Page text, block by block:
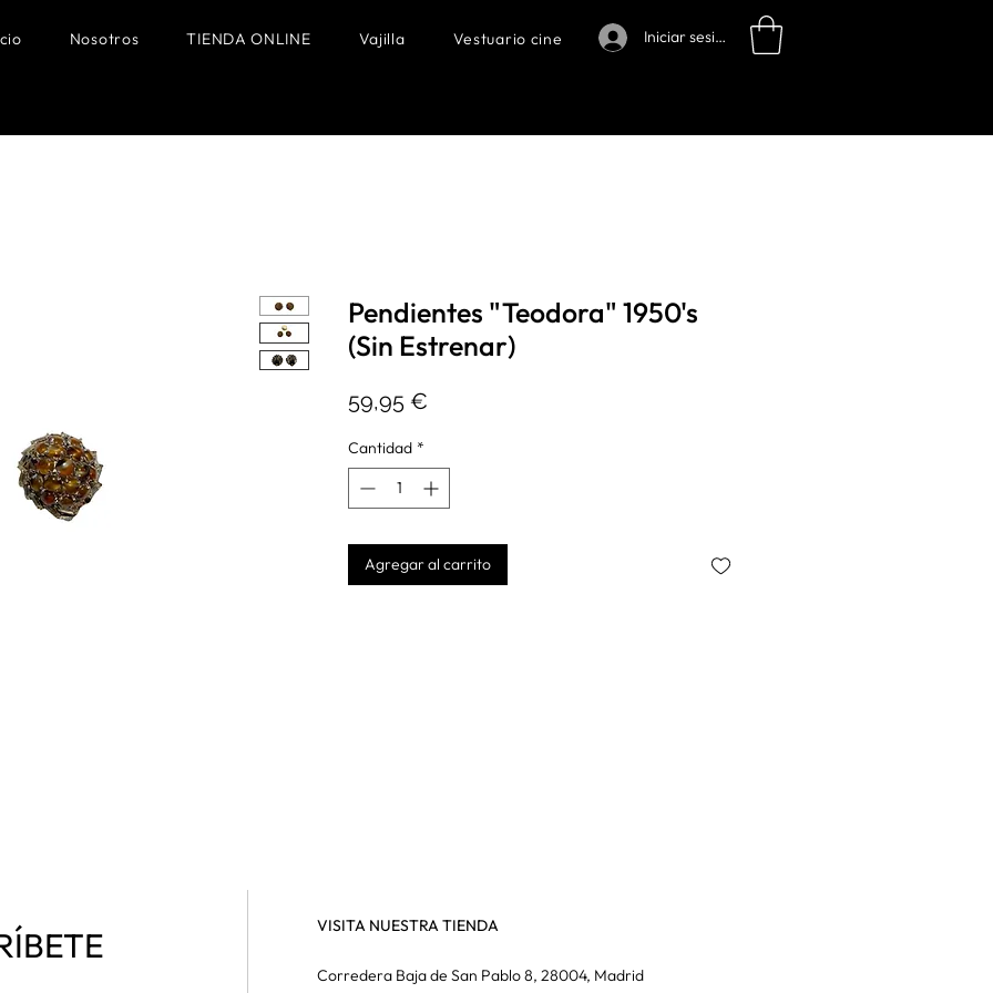
Nosotros TIENDA ONLINE Vajilla Vestuario cine Iniciar sesión
Pendientes "Teodora" 1950's
(Sin Estrenar)
59,95 €
Cantidad *
Agregar al carrito
VISITA NUESTRA TIENDA
Corredera Baja de San Pablo 8, 28004, Madrid